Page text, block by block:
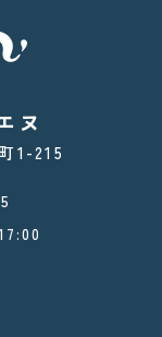
ヌ
1-215